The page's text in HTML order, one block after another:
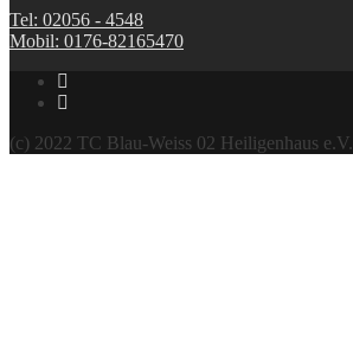
Tel: 02056 - 4548
Mobil: 0176-82165470
(c) 2022 TC Blau-Weiss 02 Heiligenhaus e.V.